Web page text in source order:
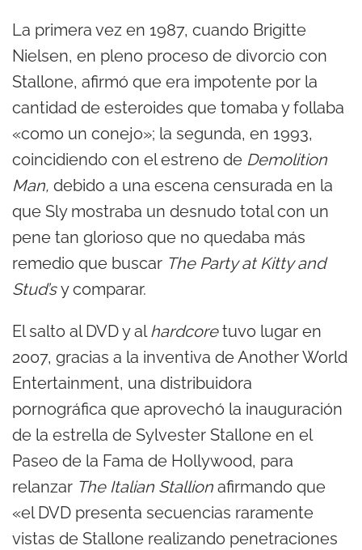
La primera vez en 1987, cuando Brigitte
Nielsen, en pleno proceso de divorcio con
Stallone, afirmó que era impotente por la
cantidad de esteroides que tomaba y follaba
«como un conejo»; la segunda, en 1993,
coincidiendo con el estreno de Demolition
Man, debido a una escena censurada en la
que Sly mostraba un desnudo total con un
pene tan glorioso que no quedaba más
remedio que buscar The Party at Kitty and
Stud’sy comparar.
El salto al DVD y alhardcoretuvo lugar en
2007, gracias a la inventiva de Another World
Entertainment, una distribuidora
pornográfica que aprovechó la inauguración
de la estrella de Sylvester Stallone en el
Paseo de la Fama de Hollywood, para
relanzar The Italian Stallion afirmando que
«el DVD presenta secuencias raramente
vistas de Stallone realizando penetraciones